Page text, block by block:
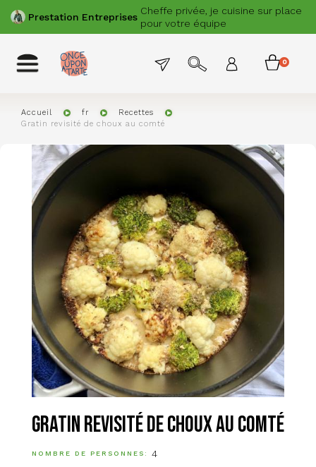
Aller
au
contenu
Prestation Entreprises
Cheffe privée, je cuisine sur place
pour votre équipe
PRÉCÉDENT SUIVANT
Toggle
navigation
Menu
permanent
Menu0
Accueil fr
Recettes
Gratin revisité de choux au comté
Image
Gratin revisité de choux au comté
NOMBRE DE PERSONNES
4